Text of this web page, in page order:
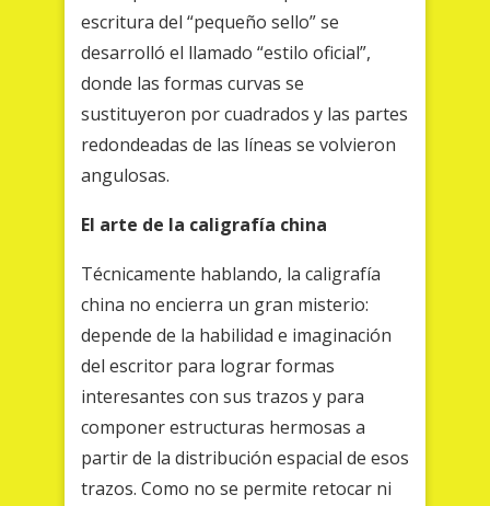
escritura del “pequeño sello” se
desarrolló el llamado “estilo oficial”,
donde las formas curvas se
sustituyeron por cuadrados y las partes
redondeadas de las líneas se volvieron
angulosas.
El arte de la caligrafía china
Técnicamente hablando, la caligrafía
china no encierra un gran misterio:
depende de la habilidad e imaginación
del escritor para lograr formas
interesantes con sus trazos y para
componer estructuras hermosas a
partir de la distribución espacial de esos
trazos. Como no se permite retocar ni